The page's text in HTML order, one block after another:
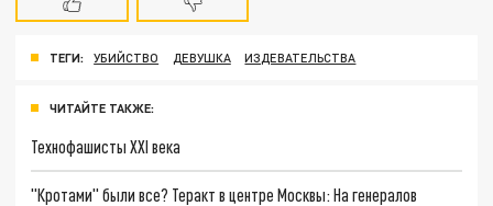
ТЕГИ: УБИЙСТВО ДЕВУШКА ИЗДЕВАТЕЛЬСТВА
ЧИТАЙТЕ ТАКЖЕ:
Технофашисты XXI века
"Кротами" были все? Теракт в центре Москвы: На генералов